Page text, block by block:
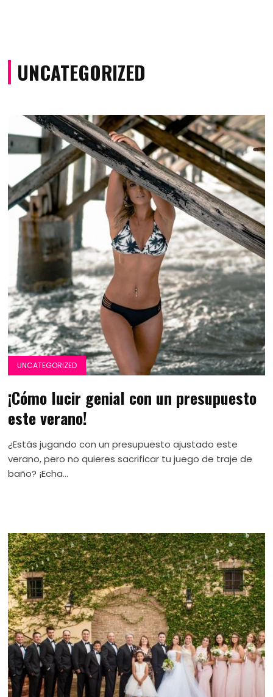
UNCATEGORIZED
UNCATEGORIZED
¡Cómo lucir genial con un presupuesto
este verano!
¿Estás jugando con un presupuesto ajustado este
verano, pero no quieres sacrificar tu juego de traje de
baño? ¡Echa...